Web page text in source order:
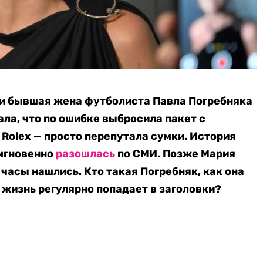
бывшая жена футболиста Павла Погребняка
что по ошибке выбросила пакет с
— просто перепутала сумки. История
разошлась по СМИ. Позже Мария
нашлись. Кто такая Погребняк, как она
регулярно попадает в заголовки?